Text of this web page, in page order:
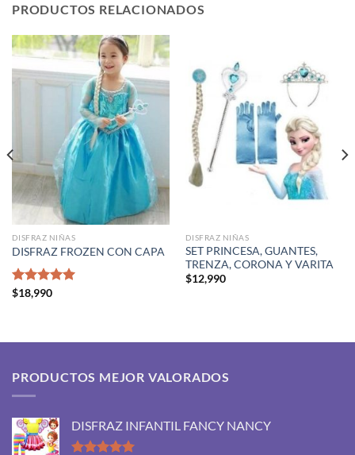
PRODUCTOS RELACIONADOS
DISFRAZ NIÑAS
DISFRAZ FROZEN CON CAPA
Valorado
$18,990
DISFRAZ NIÑAS
SET PRINCESA, GUANTES,
TRENZA, CORONA Y VARITA
$12,990
PRODUCTOS MEJOR VALORADOS
DISFRAZ INFANTIL FANCY NANCY